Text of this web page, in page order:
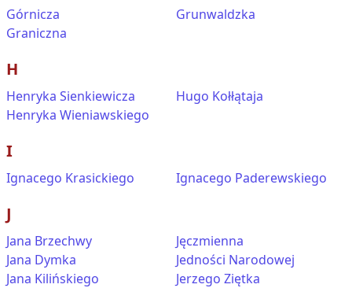
Górnicza
Graniczna
Grunwaldzka
H
Henryka Sienkiewicza
Henryka Wieniawskiego
Hugo Kołłątaja
I
Ignacego Krasickiego Ignacego Paderewskiego
J
Jana Brzechwy
Jana Dymka
Jana Kilińskiego
Jęczmienna
Jedności Narodowej
Jerzego Ziętka